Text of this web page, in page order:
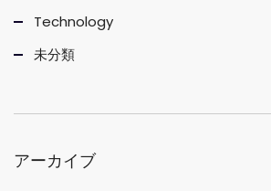
Technology
未分類
アーカイブ